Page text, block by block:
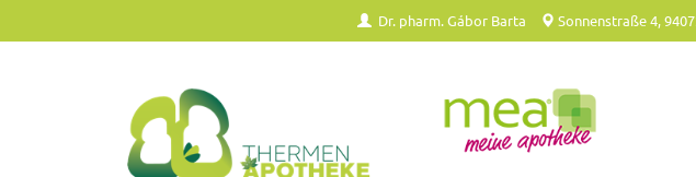
Dr. pharm. Gábor Barta Sonnenstraße 4,